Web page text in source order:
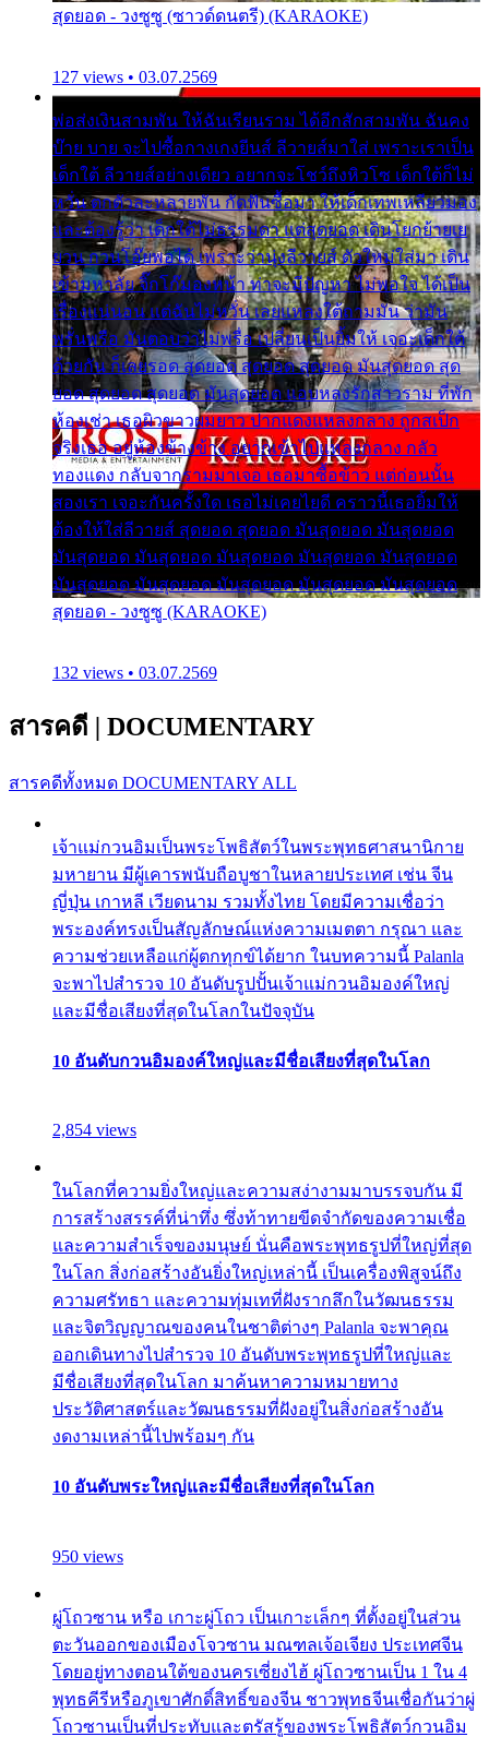
สุดยอด - วงซูซู (ซาวด์ดนตรี) (KARAOKE)
127 views • 03.07.2569
พ่อส่งเงินสามพัน ให้ฉันเรียนราม ได้อีกสักสามพัน ฉันคง
บ๊าย บาย จะไปซื้อกางเกงยีนส์ ลีวายส์มาใส่ เพราะเราเป็น
เด็กใต้ ลีวายส์อย่างเดียว อยากจะโชว์ถึงหิวโซ เด็กใต้ก็ไม่
หวั่น ตกตัวละหลายพัน กัดฟันซื้อมา ให้เด็กเทพเหลียวมอง
และต้องรู้ว่า เด็กใต้ไม่ธรรมดา แต่สุดยอด เดินโยกย้ายเย
ยวน กวนโอ๊ยพอได้ เพราะว่านุ่งลีวายส์ ตัวใหม่ใส่มา เดิน
เข้ามหาลัย จิ๊กโก๊มองหน้า ท่าจะมีปัญหา ไม่พอใจ ได้เป็น
เรื่องแน่นอน แต่ฉันไม่หวั่น เลยแหลงใต้ถามมัน ว่ามัน
พรั่นพรือ มันตอบว่าไม่พรื่อ เปลี่ยนเป็นยิ้มให้ เจอะเด็กใต้
ด้วยกัน ก็เลยรอด สุดยอด สุดยอด สุดยอด มันสุดยอด สุด
ยอด สุดยอด สุดยอด มันสุดยอด แอบหลงรักสาวราม ที่พัก
ห้องเช่า เธอผิวขาวผมยาว ปากแดงแหลงกลาง ถูกสเป็ก
จริงเธอ อยู่ห้องข้างข้าง อยากเข้าไปแหลงกลาง กลัว
ทองแดง กลับจากรามมาเจอ เธอมาซื้อข้าว แต่ก่อนนั้น
สองเรา เจอะกันครั้งใด เธอไม่เคยไยดี คราวนี้เธอยิ้มให้
ต้องให้ใส่ลีวายส์ สุดยอด สุดยอด มันสุดยอด มันสุดยอด
มันสุดยอด มันสุดยอด มันสุดยอด มันสุดยอด มันสุดยอด
มันสุดยอด มันสุดยอด มันสุดยอด มันสุดยอด มันสุดยอด
สุดยอด - วงซูซู (KARAOKE)
132 views • 03.07.2569
สารคดี | DOCUMENTARY
สารคดีทั้งหมด DOCUMENTARY ALL
เจ้าแม่กวนอิมเป็นพระโพธิสัตว์ในพระพุทธศาสนานิกาย
มหายาน มีผู้เคารพนับถือบูชาในหลายประเทศ เช่น จีน
ญี่ปุ่น เกาหลี เวียดนาม รวมทั้งไทย โดยมีความเชื่อว่า
พระองค์ทรงเป็นสัญลักษณ์แห่งความเมตตา กรุณา และ
ความช่วยเหลือแก่ผู้ตกทุกข์ได้ยาก ในบทความนี้ Palanla
จะพาไปสำรวจ 10 อันดับรูปปั้นเจ้าแม่กวนอิมองค์ใหญ่
และมีชื่อเสียงที่สุดในโลกในปัจจุบัน
10 อันดับกวนอิมองค์ใหญ่และมีชื่อเสียงที่สุดในโลก
2,854 views
ในโลกที่ความยิ่งใหญ่และความสง่างามมาบรรจบกัน มี
การสร้างสรรค์ที่น่าทึ่ง ซึ่งท้าทายขีดจำกัดของความเชื่อ
และความสำเร็จของมนุษย์ นั่นคือพระพุทธรูปที่ใหญ่ที่สุด
ในโลก สิ่งก่อสร้างอันยิ่งใหญ่เหล่านี้ เป็นเครื่องพิสูจน์ถึง
ความศรัทธา และความทุ่มเทที่ฝังรากลึกในวัฒนธรรม
และจิตวิญญาณของคนในชาติต่างๆ Palanla จะพาคุณ
ออกเดินทางไปสำรวจ 10 อันดับพระพุทธรูปที่ใหญ่และ
มีชื่อเสียงที่สุดในโลก มาค้นหาความหมายทาง
ประวัติศาสตร์และวัฒนธรรมที่ฝังอยู่ในสิ่งก่อสร้างอัน
งดงามเหล่านี้ไปพร้อมๆ กัน
10 อันดับพระใหญ่และมีชื่อเสียงที่สุดในโลก
950 views
ผู่โถวซาน หรือ เกาะผู่โถว เป็นเกาะเล็กๆ ที่ตั้งอยู่ในส่วน
ตะวันออกของเมืองโจวซาน มณฑลเจ้อเจียง ประเทศจีน
โดยอยู่ทางตอนใต้ของนครเซี่ยงไฮ้ ผู่โถวซานเป็น 1 ใน 4
พุทธคีรีหรือภูเขาศักดิ์สิทธิ์ของจีน ชาวพุทธจีนเชื่อกันว่าผู่
โถวซานเป็นที่ประทับและตรัสรู้ของพระโพธิสัตว์กวนอิม